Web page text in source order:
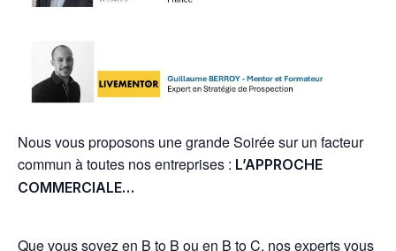
Nous vous proposons une grande Soirée sur un facteur
commun à toutes nos entreprises : L’APPROCHE
COMMERCIALE…
Que vous soyez en B to B ou en B to C, nos experts vous